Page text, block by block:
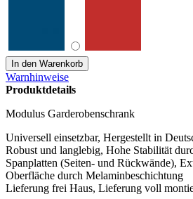
Warnhinweise
Produktdetails
Modulus Garderobenschrank
Universell einsetzbar, Hergestellt in
Robust und langlebig, Hohe Stabilität
Spanplatten (Seiten- und Rückwände),
Oberfläche durch Melaminbeschichtung
Lieferung frei Haus, Lieferung voll